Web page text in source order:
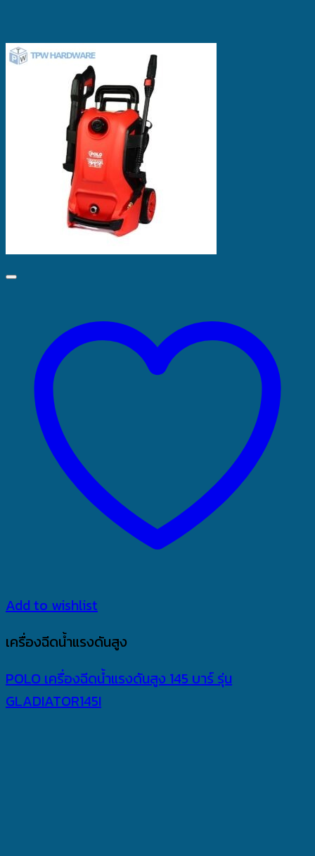
Add to wishlist
เครื่องฉีดน้ำแรงดันสูง
POLO เครื่องฉีดน้ำแรงดันสูง 145 บาร์ รุ่น
GLADIATOR145I